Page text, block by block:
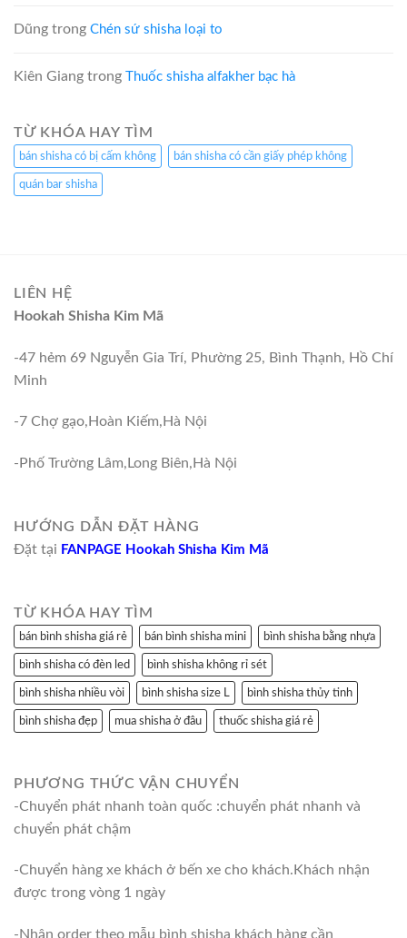
Dũng trong Chén sứ shisha loại to
Kiên Giang trong Thuốc shisha alfakher bạc hà
TỪ KHÓA HAY TÌM
bán shisha có bị cấm không bán shisha có cần giấy phép không
quán bar shisha
LIÊN HỆ
Hookah Shisha Kim Mã
-47 hẻm 69 Nguyễn Gia Trí, Phường 25, Bình Thạnh, Hồ Chí
Minh
-7 Chợ gạo,Hoàn Kiếm,Hà Nội
-Phố Trường Lâm,Long Biên,Hà Nội
HƯỚNG DẪN ĐẶT HÀNG
Đặt tại FANPAGE Hookah Shisha Kim Mã
TỪ KHÓA HAY TÌM
bán bình shisha giá rẻ bán bình shisha mini bình shisha bằng nhựa
bình shisha có đèn led bình shisha không rỉ sét
bình shisha nhiều vòi bình shisha size L bình shisha thủy tinh
bình shisha đẹp mua shisha ở đâu thuốc shisha giá rẻ
PHƯƠNG THỨC VẬN CHUYỂN
-Chuyển phát nhanh toàn quốc :chuyển phát nhanh và
chuyển phát chậm
-Chuyển hàng xe khách ở bến xe cho khách.Khách nhận
được trong vòng 1 ngày
-Nhận order theo mẫu bình shisha khách hàng cần